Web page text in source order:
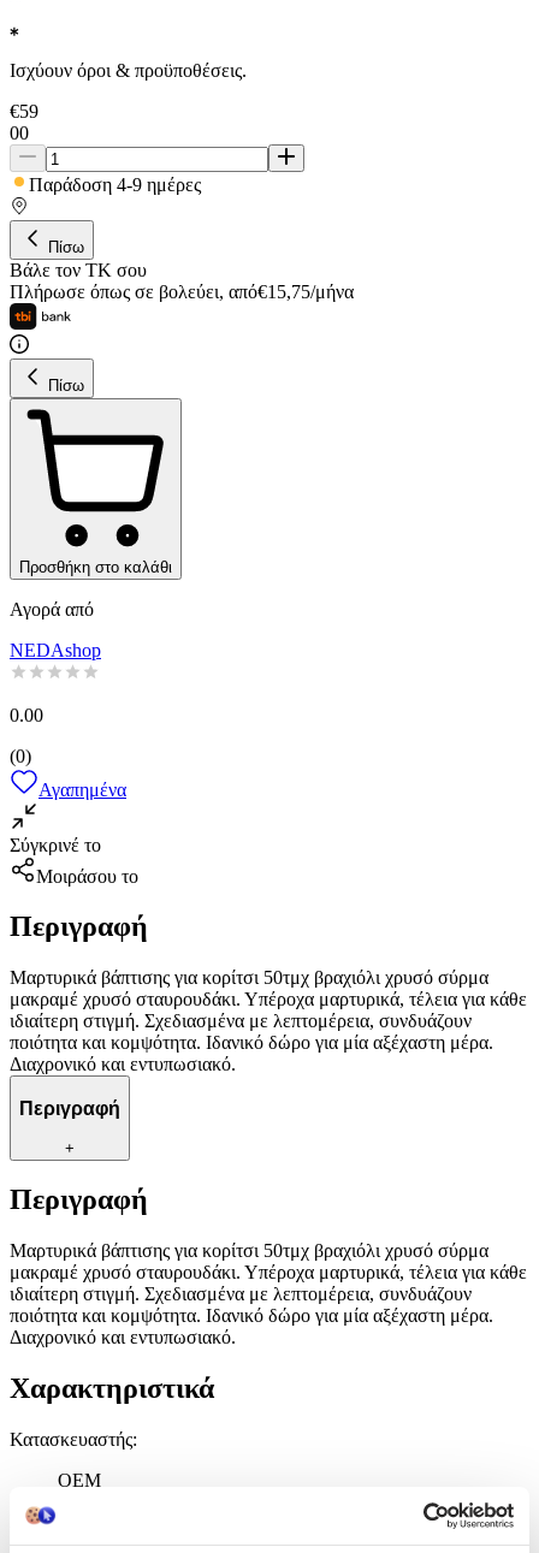
Ισχύουν όροι & προϋποθέσεις.
€59
00
Παράδοση 4-9 ημέρες
Πίσω
Βάλε τον ΤΚ σου
Πλήρωσε όπως σε βολεύει, από€15,75/μήνα
Πίσω
Προσθήκη στο καλάθι
Αγορά από
NEDAshop
0.00
(0)
Αγαπημένα
Σύγκρινέ το
Μοιράσου το
Περιγραφή
Μαρτυρικά βάπτισης για κορίτσι 50τμχ βραχιόλι χρυσό σύρμα
μακραμέ χρυσό σταυρουδάκι. Υπέροχα μαρτυρικά, τέλεια για κάθε
ιδιαίτερη στιγμή. Σχεδιασμένα με λεπτομέρεια, συνδυάζουν
ποιότητα και κομψότητα. Ιδανικό δώρο για μία αξέχαστη μέρα.
Διαχρονικό και εντυπωσιακό.
Περιγραφή
+
Περιγραφή
Μαρτυρικά βάπτισης για κορίτσι 50τμχ βραχιόλι χρυσό σύρμα
μακραμέ χρυσό σταυρουδάκι. Υπέροχα μαρτυρικά, τέλεια για κάθε
ιδιαίτερη στιγμή. Σχεδιασμένα με λεπτομέρεια, συνδυάζουν
ποιότητα και κομψότητα. Ιδανικό δώρο για μία αξέχαστη μέρα.
Διαχρονικό και εντυπωσιακό.
Χαρακτηριστικά
Κατασκευαστής:
OEM
Είδος: